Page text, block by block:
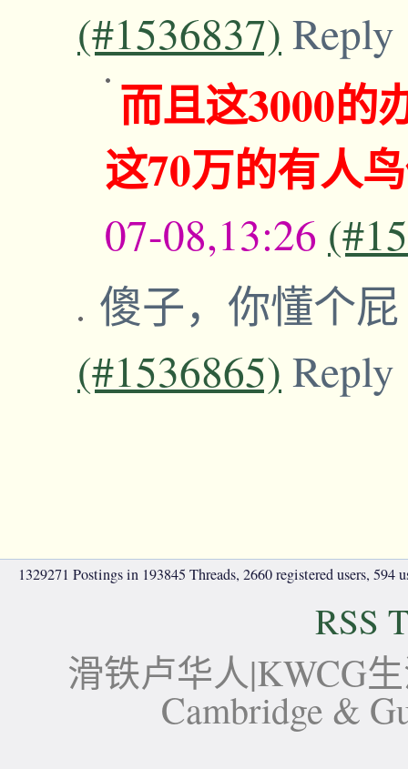
(#1536837) Reply
而且这3000的
这70万的有人
07-08,13:26
傻子，你懂个
(#1536865) Reply
1329271 Postings in 193845 Threads, 2660 registered users, 594
RSS
滑铁卢华人|KWCG
Cambridge &